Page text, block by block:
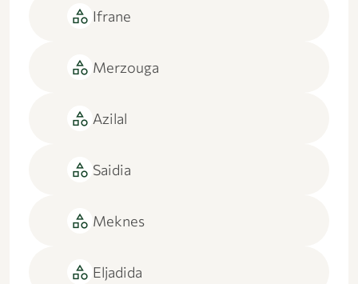
category Ifrane
category Merzouga
category Azilal
category Saidia
category Meknes
category Eljadida